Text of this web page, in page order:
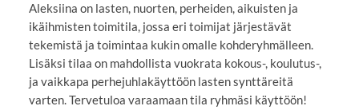
Aleksiina on lasten, nuorten, perheiden, aikuisten ja
ikäihmisten toimitila, jossa eri toimijat järjestävät
tekemistä ja toimintaa kukin omalle kohderyhmälleen.
Lisäksi tilaa on mahdollista vuokrata kokous-, koulutus-,
ja vaikkapa perhejuhlakäyttöön lasten synttäreitä
varten. Tervetuloa varaamaan tila ryhmäsi käyttöön!